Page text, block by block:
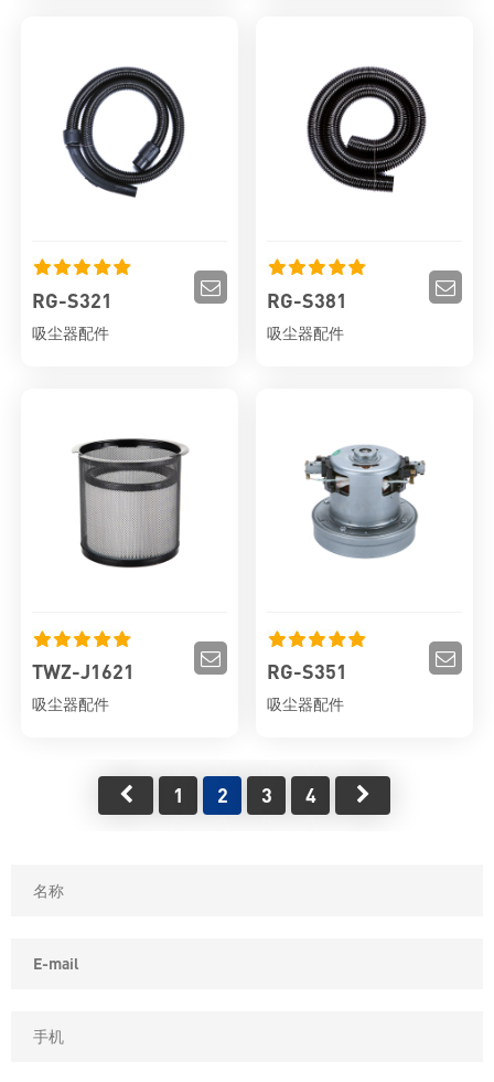
RG-S321
吸尘器配件
RG-S381
吸尘器配件
TWZ-J1621
吸尘器配件
RG-S351
吸尘器配件
1 2 3 4